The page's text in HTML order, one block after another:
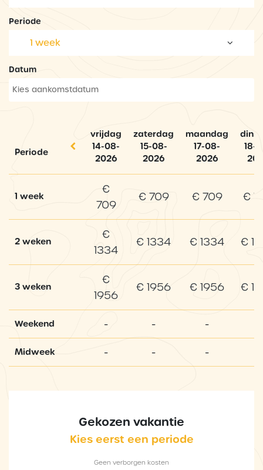
Periode
1 week
Datum
Periode
vrijdag
14-08-
2026
zaterdag
15-08-
2026
maandag
17-08-
2026
18-
1 week
€
709
€ 709 € 709 €
2 weken
€
1334
€ 1334 € 1334 €
3 weken
€
1956
€ 1956 € 1956 €
Weekend - - -
Midweek - - -
Gekozen vakantie
Kies eerst een periode
Geen verborgen kosten